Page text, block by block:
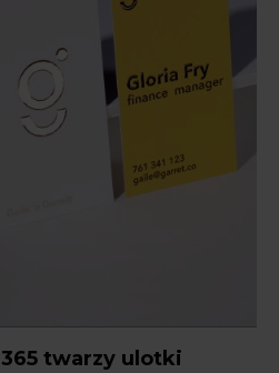
365 twarzy ulotki